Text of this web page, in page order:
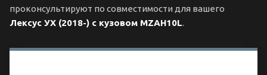
проконсультируют по совместимости для вашего
Лексус УХ (2018-) с кузовом MZAH10L.